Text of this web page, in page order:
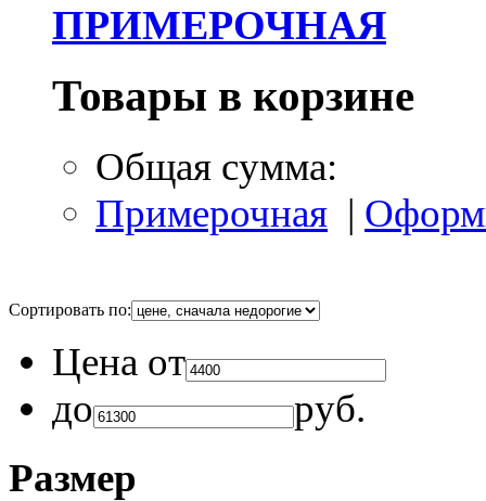
ПРИМЕРОЧНАЯ
Товары в корзине
Общая сумма:
Примерочная |
Сортировать по:
Цена от
до
руб.
Размер